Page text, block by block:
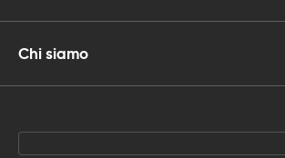
Chi siamo